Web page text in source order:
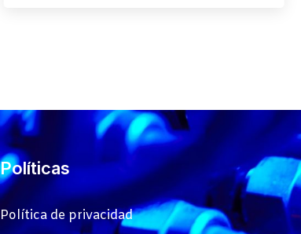
Políticas
Política de privacidad